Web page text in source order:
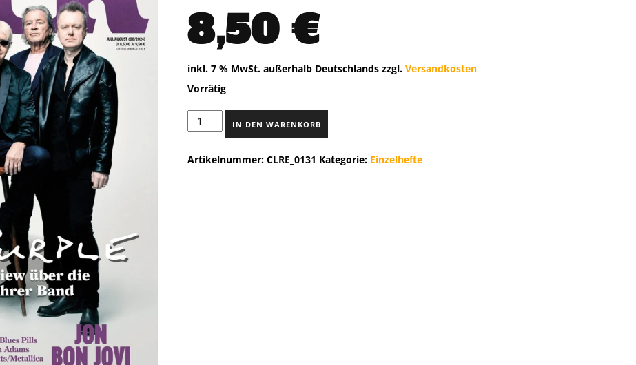
8,50€
inkl. 7 % MwSt. außerhalb Deutschlands zzgl.Versandkosten
Vorrätig
CLASSIC
ROCK
131:
IN DEN WARENKORB
Artikelnummer:CLRE_0131 Kategorie: Einzelhefte